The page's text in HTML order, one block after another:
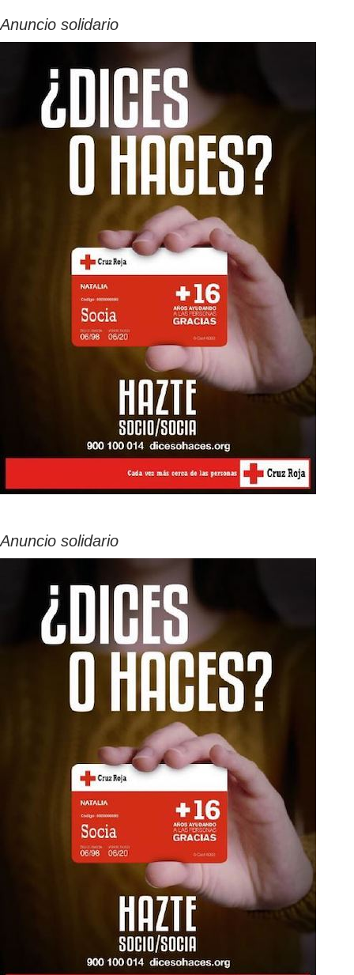
Anuncio solidario
Anuncio solidario